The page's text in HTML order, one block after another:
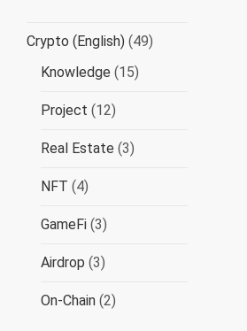
Crypto (English) (49)
Knowledge (15)
Project (12)
Real Estate (3)
NFT (4)
GameFi (3)
Airdrop (3)
On-Chain (2)